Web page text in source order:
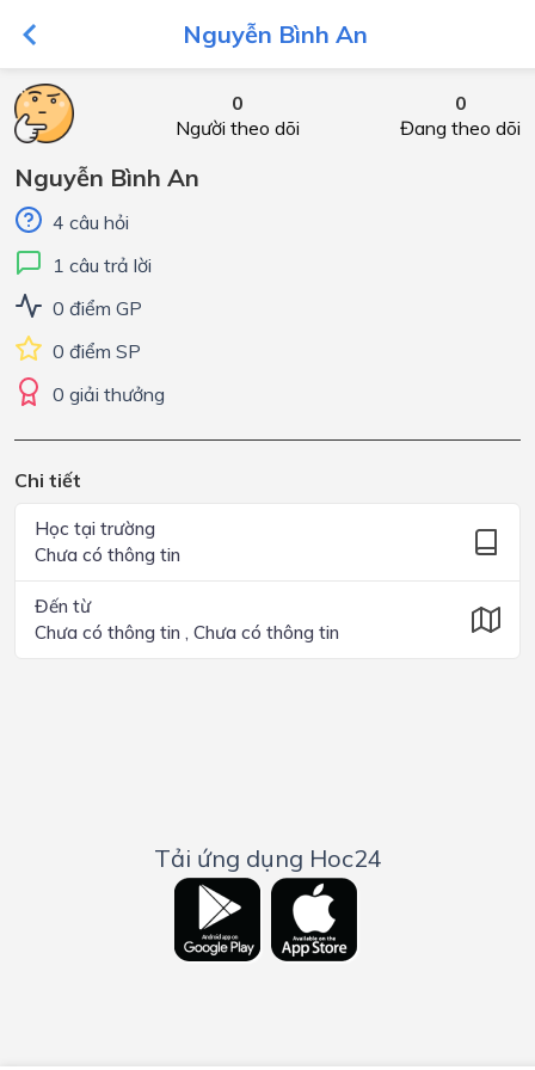
Nguyễn Bình An
0
Người theo dõi
0
Đang theo dõi
Nguyễn Bình An
4 câu hỏi
1 câu trả lời
0 điểm GP
0 điểm SP
0 giải thưởng
Chi tiết
Học tại trường
Chưa có thông tin
Đến từ
Chưa có thông tin , Chưa có thông tin
Tải ứng dụng Hoc24